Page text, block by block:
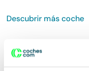
Descubrir máscoche